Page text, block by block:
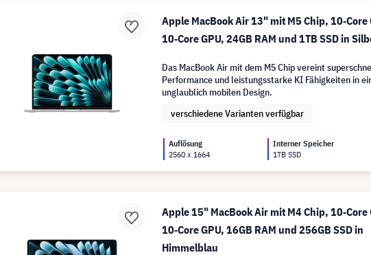
Apple MacBook Air 13" mit M5 Chip, 10‑Core
10‑Core GPU, 24GB RAM und 1TB SSD in
Das MacBook Air mit dem M5 Chip vereint
Performance und leistungsstarke KI Fähigkeiten in
unglaublich mobilen Design.
verschiedene Varianten verfügbar
Auflösung
2560 x 1664
Interner Speicher
1TB SSD
Apple 15" MacBook Air mit M4 Chip, 10‑Core
10‑Core GPU, 16GB RAM und 256GB SSD in
Himmelblau